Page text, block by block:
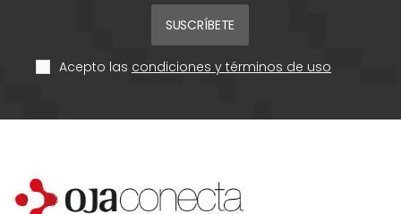
SUSCRÍBETE
Acepto las condiciones y términos de uso